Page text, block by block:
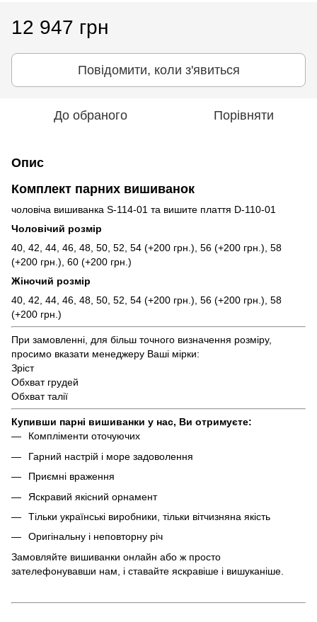
12 947 грн
Повідомити, коли з'явиться
До обраного Порівняти
Опис
Комплект парних вишиванок
чоловіча вишиванка S-114-01 та вишите плаття D-110-01
Чоловічий розмір
40, 42, 44, 46, 48, 50, 52, 54 (+200 грн.), 56 (+200 грн.), 58
(+200 грн.), 60 (+200 грн.)
Жіночий розмір
40, 42, 44, 46, 48, 50, 52, 54 (+200 грн.), 56 (+200 грн.), 58
(+200 грн.)
При замовленні, для більш точного визначення розміру,
просимо вказати менеджеру Ваші мірки:
Зріст
Обхват грудей
Обхват талії
Купивши парні вишиванки у нас, Ви отримуєте:
Компліменти оточуючих
Гарний настрій і море задоволення
Приємні враження
Яскравий якісний орнамент
Тільки українські виробники, тільки вітчизняна якість
Оригінальну і неповторну річ
Замовляйте вишиванки онлайн або ж просто
зателефонувавши нам, і ставайте яскравіше і вишуканіше.